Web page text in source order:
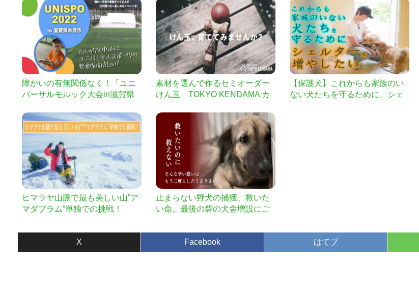
障がいの有無関係なく！「ユニ
バーサルモルック大会in滋賀県
素材を選んで作るセミオーダー
けん玉 TOKYO KENDAMA カ
【保護犬】これからも家族のい
ない犬たちを守るために、シェ
ヒマラヤ山脈で最も美しい山”ア
マダブラム”単独での挑戦！
止まらない野犬の捕獲、救いた
い命。最後の砦の犬舎増設にご
X Facebook はてブ